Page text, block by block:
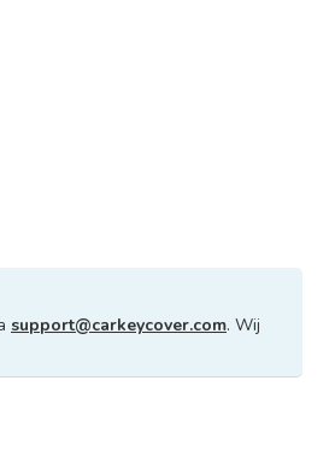
support@carkeycover.com. Wij